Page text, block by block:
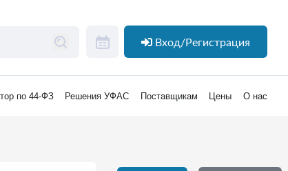
Вход/Регистрация
по 44-ФЗ Решения УФАС Поставщикам Цены О нас